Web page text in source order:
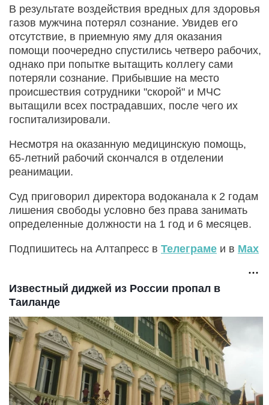
В результате воздействия вредных для здоровья
газов мужчина потерял сознание. Увидев его
отсутствие, в приемную яму для оказания
помощи поочередно спустились четверо рабочих,
однако при попытке вытащить коллегу сами
потеряли сознание. Прибывшие на место
происшествия сотрудники "скорой" и МЧС
вытащили всех пострадавших, после чего их
госпитализировали.
Несмотря на оказанную медицинскую помощь,
65-летний рабочий скончался в отделении
реанимации.
Суд приговорил директора водоканала к 2 годам
лишения свободы условно без права занимать
определенные должности на 1 год и 6 месяцев.
Подпишитесь на Алтапресс в Телеграме и в Max
Известный диджей из России пропал в
Таиланде